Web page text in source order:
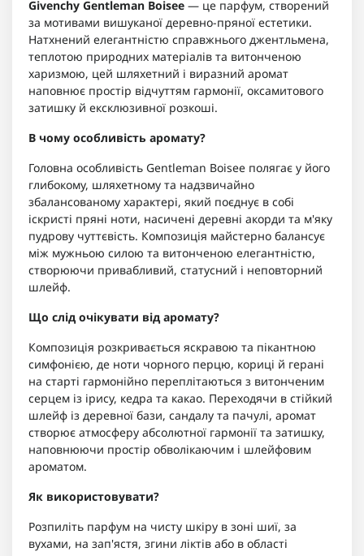
Givenchy Gentleman Boisee — це парфум, створений
за мотивами вишуканої деревно-пряної естетики.
Натхнений елегантністю справжнього джентльмена,
теплотою природних матеріалів та витонченою
харизмою, цей шляхетний і виразний аромат
наповнює простір відчуттям гармонії, оксамитового
затишку й ексклюзивної розкоші.
В чому особливість аромату?
Головна особливість Gentleman Boisee полягає у його
глибокому, шляхетному та надзвичайно
збалансованому характері, який поєднує в собі
іскристі пряні ноти, насичені деревні акорди та м'яку
пудрову чуттєвість. Композиція майстерно балансує
між мужньою силою та витонченою елегантністю,
створюючи привабливий, статусний і неповторний
шлейф.
Що слід очікувати від аромату?
Композиція розкривається яскравою та пікантною
симфонією, де ноти чорного перцю, кориці й герані
на старті гармонійно переплітаються з витонченим
серцем із ірису, кедра та какао. Переходячи в стійкий
шлейф із деревної бази, сандалу та пачулі, аромат
створює атмосферу абсолютної гармонії та затишку,
наповнюючи простір обволікаючим і шлейфовим
ароматом.
Як використовувати?
Розпиліть парфум на чисту шкіру в зоні шиї, за
вухами, на зап'ястя, згини ліктів або в області